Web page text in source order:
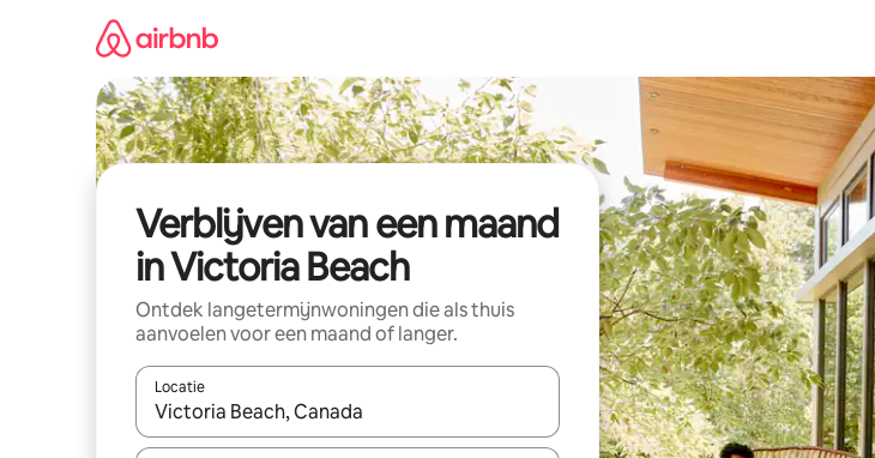
Verblijven van een maand
in Victoria Beach
Ontdek langetermijnwoningen die als thuis
aanvoelen voor een maand of langer.
Locatie
Wanneer er resultaten beschikbaar zijn, maak je een keuze met je de pijltjestoetsen omhoog